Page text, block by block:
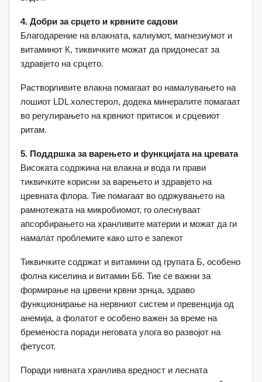
4. Добри за срцето и крвните садови
Благодарение на влакната, калиумот, магнезиумот и
витаминот К, тиквичките можат да придонесат за
здравјето на срцето.
Растворливите влакна помагаат во намалувањето на
лошиот LDL холестерол, додека минералите помагаат
во регулирањето на крвниот притисок и срцевиот
ритам.
5. Поддршка за варењето и функцијата на цревата
Високата содржина на влакна и вода ги прави
тиквичките корисни за варењето и здравјето на
цревната флора. Тие помагаат во одржувањето на
рамнотежата на микробиомот, го олеснуваат
апсорбирањето на хранливите материи и можат да ги
намалат проблемите како што е запекот
Тиквичките содржат и витамини од групата Б, особено
фолна киселина и витамин Б6. Тие се важни за
формирање на црвени крвни зрнца, здраво
функционирање на нервниот систем и превенција од
анемија, а фолатот е особено важен за време на
бременоста поради неговата улога во развојот на
фетусот.
Поради нивната хранлива вредност и лесната